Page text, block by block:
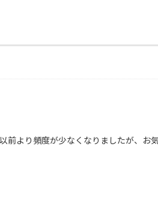
前より頻度が少なくなりましたが、お